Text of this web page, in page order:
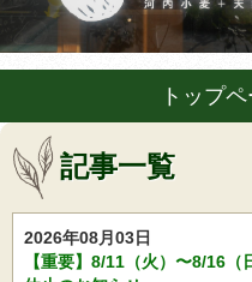
トップ
記事一覧
2026年08月03日
【重要】8/11（火）〜8/16